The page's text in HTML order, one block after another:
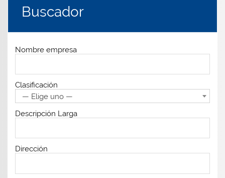
Buscador
Nombre empresa
Clasificación
— Elige uno —
Descripción Larga
Dirección